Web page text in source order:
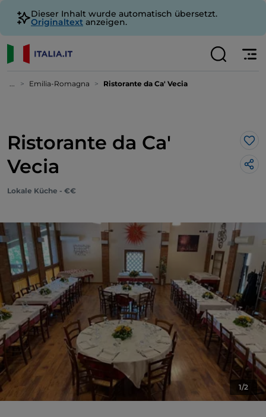
Dieser Inhalt wurde automatisch übersetzt.
Originaltext anzeigen.
... Emilia-Romagna Ristorante da Ca' Vecia
Ristorante da Ca'
Vecia
Lokale Küche - €€
1/2